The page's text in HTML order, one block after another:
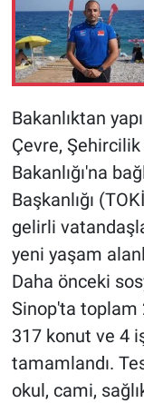
Bakanlıktan
Çevre,
Bakanlığı'na
Başkanlığı
gelirli
yeni yaşam
Daha önceki
Sinop'ta toplam
317 konut ve 4
tamamlandı.
okul, cami,